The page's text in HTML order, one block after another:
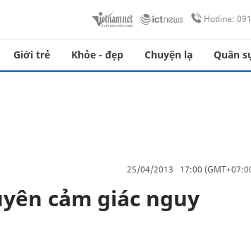
Hotline:
Giới trẻ Khỏe - đẹp Chuyện lạ Quân
25/04/2013 17:00
cảm giác nguy